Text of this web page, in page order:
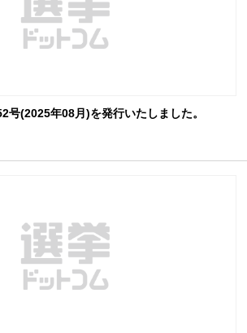
号(2025年08月)を発行いたしました。